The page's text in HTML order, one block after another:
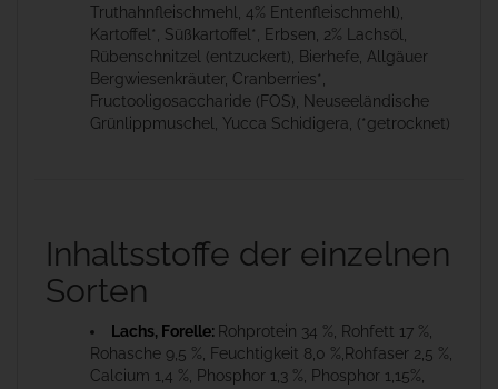
Truthahnfleischmehl, 4% Entenfleischmehl),
Kartoffel*, Süßkartoffel*, Erbsen, 2% Lachsöl,
Rübenschnitzel (entzuckert), Bierhefe, Allgäuer
Bergwiesenkräuter, Cranberries*,
Fructooligosaccharide (FOS), Neuseeländische
Grünlippmuschel, Yucca Schidigera, (*getrocknet)
Inhaltsstoffe der einzelnen
Sorten
Lachs, Forelle: Rohprotein 34 %, Rohfett 17 %,
Rohasche 9,5 %, Feuchtigkeit 8,0 %,Rohfaser 2,5 %,
Calcium 1,4 %, Phosphor 1,3 %, Phosphor 1,15%,